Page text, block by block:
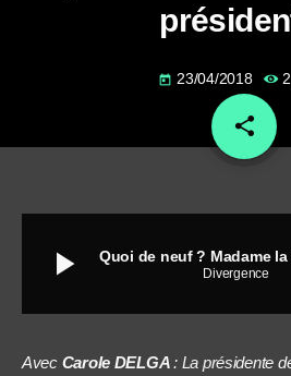
today 23/04/2018
share
email
play_arrow Quoi de neuf ? Madame
Divergence
Avec Carole DELGA: La présidente